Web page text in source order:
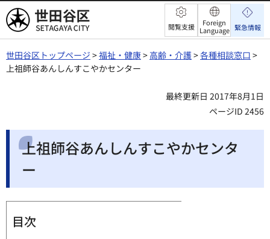
世田谷区 閲覧支援
Foreign
Language 緊急情報
世田谷区トップページ >福祉・健康> 高齢・介護>各種相談窓口 >
上祖師谷あんしんすこやかセンター
最終更新日 2017年8月1日
ページID 2456
上祖師谷あんしんすこやかセンタ
ー
目次